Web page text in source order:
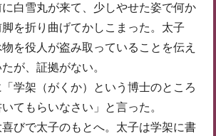
白雪丸が来て、少しやせた姿で何か
を折り曲げてかしこまった。太子
を役人が盗み取っていることを伝え
が、証拠がない。
学架（がくか）という博士のところ
てもらいなさい」と言った。
びで太子のもとへ。太子は学架に書